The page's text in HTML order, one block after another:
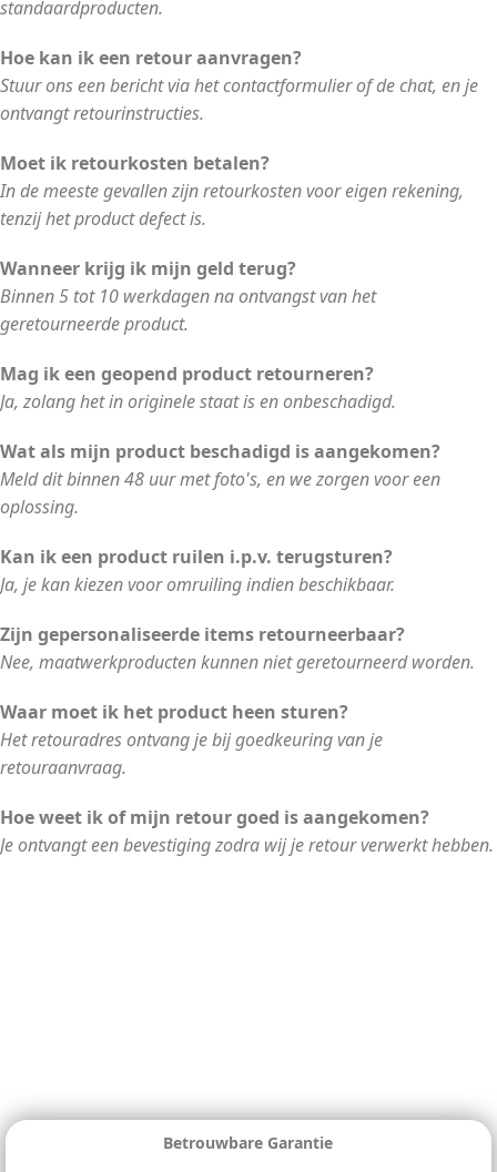
standaardproducten.
Hoe kan ik een retour aanvragen?
Stuur ons een bericht via het contactformulier of de chat, en je
ontvangt retourinstructies.
Moet ik retourkosten betalen?
In de meeste gevallen zijn retourkosten voor eigen rekening,
tenzij het product defect is.
Wanneer krijg ik mijn geld terug?
Binnen 5 tot 10 werkdagen na ontvangst van het
geretourneerde product.
Mag ik een geopend product retourneren?
Ja, zolang het in originele staat is en onbeschadigd.
Wat als mijn product beschadigd is aangekomen?
Meld dit binnen 48 uur met foto's, en we zorgen voor een
oplossing.
Kan ik een product ruilen i.p.v. terugsturen?
Ja, je kan kiezen voor omruiling indien beschikbaar.
Zijn gepersonaliseerde items retourneerbaar?
Nee, maatwerkproducten kunnen niet geretourneerd worden.
Waar moet ik het product heen sturen?
Het retouradres ontvang je bij goedkeuring van je
retouraanvraag.
Hoe weet ik of mijn retour goed is aangekomen?
Je ontvangt een bevestiging zodra wij je retour verwerkt hebben.
Betrouwbare Garantie